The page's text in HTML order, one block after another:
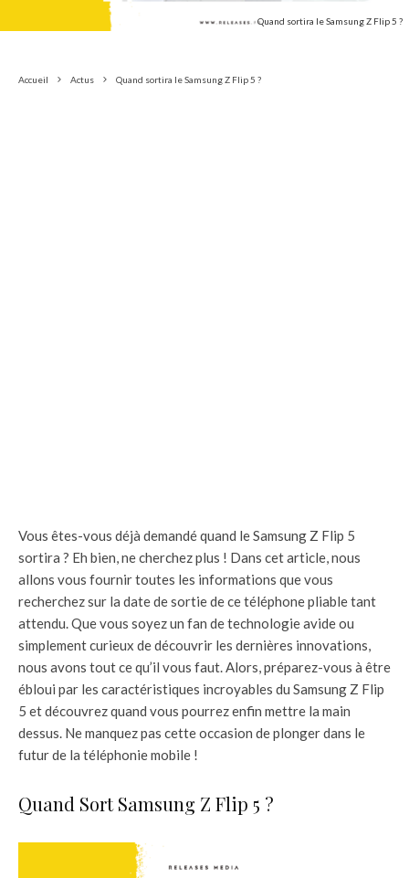
Quand sortira le Samsung Z Flip 5 ?
Accueil Actus Quand sortira le Samsung Z Flip 5 ?
Vous êtes-vous déjà demandé quand le Samsung Z Flip 5
sortira ? Eh bien, ne cherchez plus ! Dans cet article, nous
allons vous fournir toutes les informations que vous
recherchez sur la date de sortie de ce téléphone pliable tant
attendu. Que vous soyez un fan de technologie avide ou
simplement curieux de découvrir les dernières innovations,
nous avons tout ce qu’il vous faut. Alors, préparez-vous à être
ébloui par les caractéristiques incroyables du Samsung Z Flip
5 et découvrez quand vous pourrez enfin mettre la main
dessus. Ne manquez pas cette occasion de plonger dans le
futur de la téléphonie mobile !
Quand Sort Samsung Z Flip 5 ?